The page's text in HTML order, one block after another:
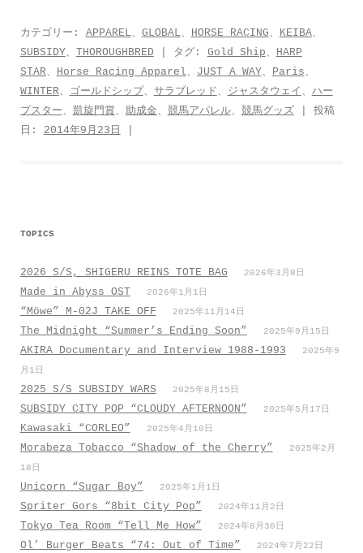
c
e
b
o
o
i
t
t
e
r
t
e
n
a
n
e
a
t
s
A
カテゴリー: APPAREL、 GLOBAL、 HORSE RACING、 KEIBA、
SUBSIDY、 THOROUGHBRED | タグ: Gold Ship、
HARP
STAR、 Horse Racing Apparel、 JUST A WAY、 Paris、
WINTER、 ゴールドシップ、 サラブレッド 、 ジャスタウェイ 、 ハー
プスター、 凱旋門賞、 助成金、 競馬アパレル、 競馬グッズ | 投稿
日: 2014年9月23日
TOPICS
2026 S/S, SHIGERU REINS TOTE BAG 2026年3月8日
Made in Abyss OST 2026年1月1日
“Möwe” M-02J TAKE OFF 2025年11月14日
The Midnight “Summer’s Ending Soon” 2025年9月15日
AKIRA Documentary and Interview 1988-1993
2025年9
月1日
2025 S/S SUBSIDY WARS 2025年8月15日
SUBSIDY CITY POP “CLOUDY AFTERNOON” 2025年5月17日
Kawasaki “CORLEO” 2025年4月10日
Morabeza Tobacco “Shadow of the Cherry”
2025年2月
18日
Unicorn “Sugar Boy” 2025年1月1日
Spriter Gors “8bit City Pop” 2024年11月2日
Tokyo Tea Room “Tell Me How” 2024年8月30日
Ol’ Burger Beats “74: Out of Time” 2024年7月22日